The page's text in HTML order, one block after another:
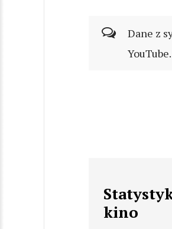
Dane z
YouTube.
kino